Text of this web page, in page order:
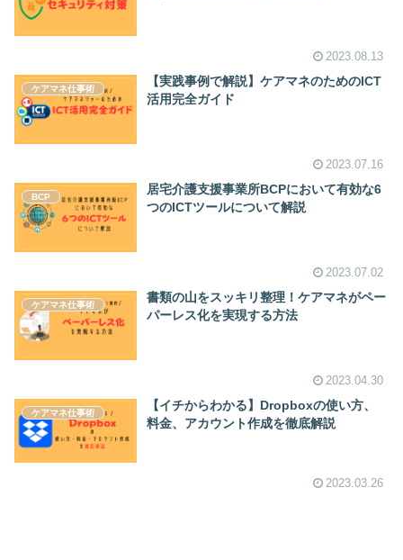
2023.08.13
ケアマネ仕事術
【実践事例で解説】ケアマネのためのICT
活用完全ガイド
2023.07.16
BCP
居宅介護支援事業所BCPにおいて有効な6
つのICTツールについて解説
2023.07.02
ケアマネ仕事術
書類の山をスッキリ整理！ケアマネがペー
パーレス化を実現する方法
2023.04.30
ケアマネ仕事術
【イチからわかる】Dropboxの使い方、
料金、アカウント作成を徹底解説
2023.03.26